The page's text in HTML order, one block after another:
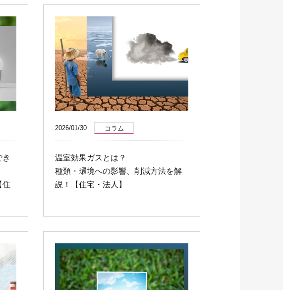
住
2026/01/30 コラム
温室効果ガスとは？
種類・環境への影響、削減方法を解
説！【住宅・法人】